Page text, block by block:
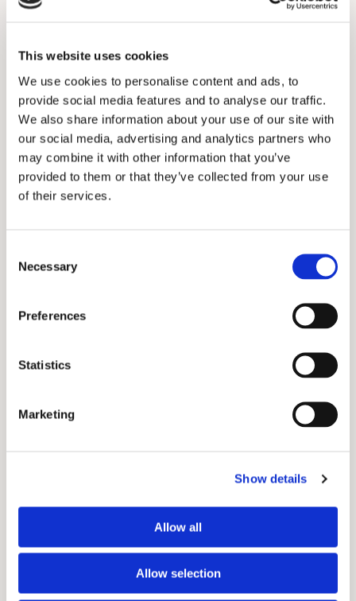
This website uses cookies
We use cookies to personalise content and ads, to
provide social media features and to analyse our traffic.
We also share information about your use of our site with
our social media, advertising and analytics partners who
may combine it with other information that you’ve
provided to them or that they’ve collected from your use
of their services.
Selection
Necessary
Preferences
Statistics
Marketing
Show details
Allow all
Allow selection
MODUL 05
anwenden
Welche Methoden gibt es
und wie du anfangst.
MODUL 06
Zyklus und Alltag
Wie du dein Wissen
integrierst. Ohne Druck,
ohne alles umkrempeln zu
müssen.
MODUL 07
Zusammenspiel
Du fährst alles zusammen
und verstehst deinen ganz
Plus: Diese Materialien bekommst du
Reflexionsfragen,
Kurszusammenfassung
Alle Inhalte kompakt zum